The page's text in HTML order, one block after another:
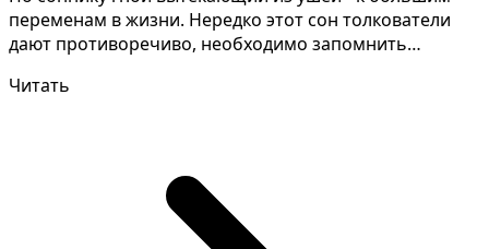
переменам в жизни. Нередко этот сон толкователи
дают противоречиво, необходимо запомнить
Читать